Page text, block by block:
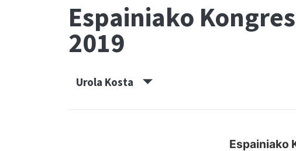
Espainiako
2019
Urola Kosta
Espainiako